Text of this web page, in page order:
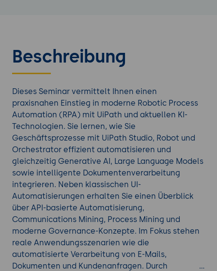
Beschreibung
Dieses Seminar vermittelt Ihnen einen
praxisnahen Einstieg in moderne Robotic Process
Automation (RPA) mit UiPath und aktuellen KI-
Technologien. Sie lernen, wie Sie
Geschäftsprozesse mit UiPath Studio, Robot und
Orchestrator effizient automatisieren und
gleichzeitig Generative AI, Large Language Models
sowie intelligente Dokumentenverarbeitung
integrieren. Neben klassischen UI-
Automatisierungen erhalten Sie einen Überblick
über API-basierte Automatisierung,
Communications Mining, Process Mining und
moderne Governance-Konzepte. Im Fokus stehen
reale Anwendungsszenarien wie die
automatisierte Verarbeitung von E-Mails,
Dokumenten und Kundenanfragen. Durch